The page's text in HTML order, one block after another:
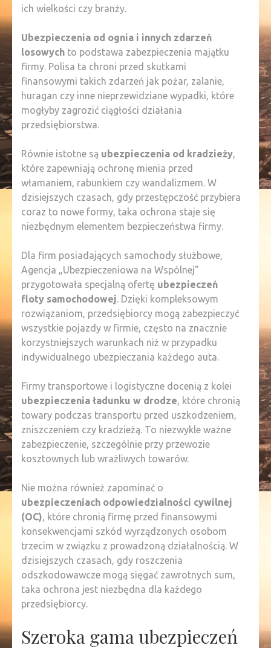
ich wielkości czy branży.
Ubezpieczenia od ognia i innych zdarzeń
losowych to podstawa zabezpieczenia majątku
firmy. Polisa ta chroni przed skutkami
finansowymi takich zdarzeń jak pożar, zalanie,
huragan czy inne nieprzewidziane wypadki, które
mogłyby zagrozić ciągłości działania
przedsiębiorstwa.
Równie istotne są ubezpieczenia od kradzieży,
które zapewniają ochronę mienia przed
włamaniem, rabunkiem czy wandalizmem. W
dzisiejszych czasach, gdy przestępczość przybiera
coraz to nowe formy, taka ochrona staje się
niezbędnym elementem bezpieczeństwa firmy.
Dla firm posiadających samochody służbowe,
Agencja „Ubezpieczeniowa na Wspólnej”
przygotowała specjalną ofertę ubezpieczeń
floty samochodowej. Dzięki kompleksowym
rozwiązaniom, przedsiębiorcy mogą zabezpieczyć
wszystkie pojazdy w firmie, często na znacznie
korzystniejszych warunkach niż w przypadku
indywidualnego ubezpieczania każdego auta.
Firmy transportowe i logistyczne docenią z kolei
ubezpieczenia ładunku w drodze, które chronią
towary podczas transportu przed uszkodzeniem,
zniszczeniem czy kradzieżą. To niezwykle ważne
zabezpieczenie, szczególnie przy przewozie
kosztownych lub wrażliwych towarów.
Nie można również zapominać o
ubezpieczeniach odpowiedzialności cywilnej
(OC), które chronią firmę przed finansowymi
konsekwencjami szkód wyrządzonych osobom
trzecim w związku z prowadzoną działalnością. W
dzisiejszych czasach, gdy roszczenia
odszkodowawcze mogą sięgać zawrotnych sum,
taka ochrona jest niezbędna dla każdego
przedsiębiorcy.
Szeroka gama ubezpieczeń